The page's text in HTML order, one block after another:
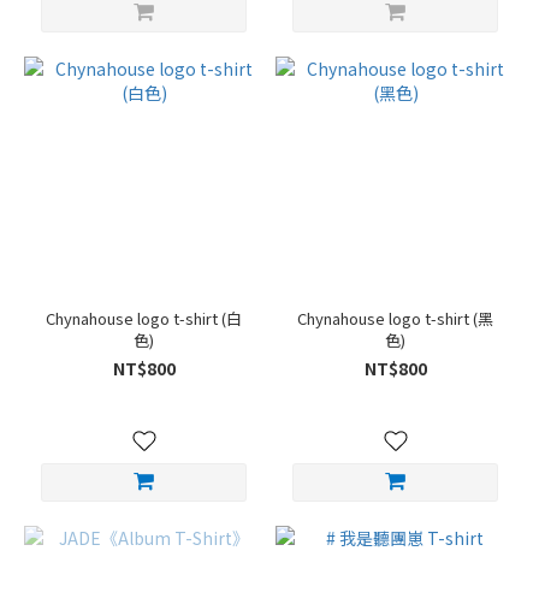
Chynahouse logo t-shirt (白
色)
NT$800
Chynahouse logo t-shirt (黑
色)
NT$800